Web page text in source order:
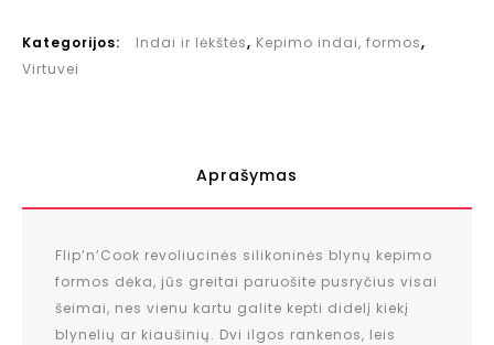
Kategorijos: Indai ir lėkštės, Kepimo indai, formos,
Virtuvei
Aprašymas
Flip’n’Cook revoliucinės silikoninės blynų kepimo
formos dėka, jūs greitai paruošite pusryčius visai
šeimai, nes vienu kartu galite kepti didelį kiekį
blynelių ar kiaušinių. Dvi ilgos rankenos, leis